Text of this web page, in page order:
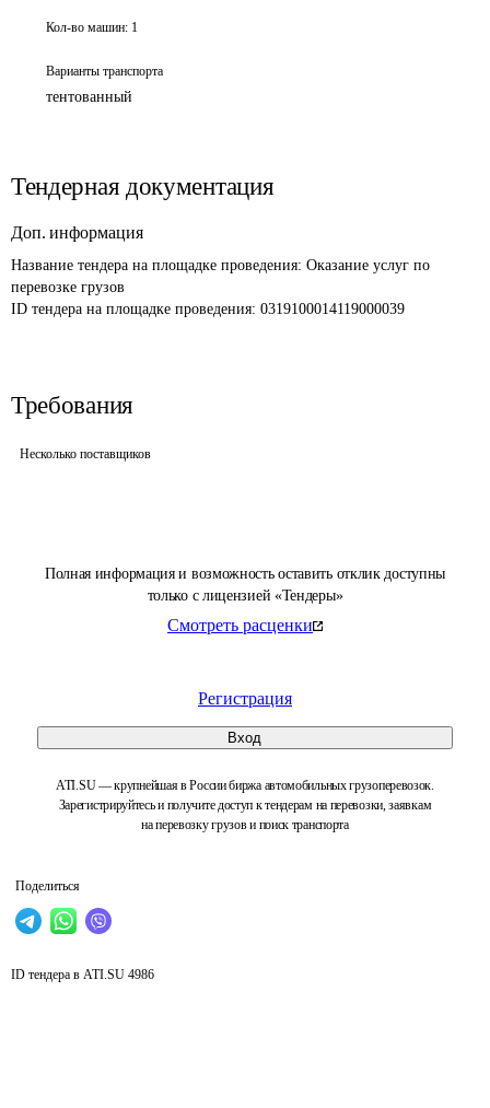
Полная информация и возможность оставить отклик доступны
только с лицензией «Тендеры»
Смотреть расценки
Регистрация
Вход
ATI.SU — крупнейшая в России биржа автомобильных грузоперевозок.
Зарегистрируйтесь и получите доступ к тендерам на перевозки, заявкам
на перевозку грузов и поиск транспорта
Поделиться
Кол-во машин: 1
Варианты транспорта
тентованный
Тендерная документация
Доп. информация
Название тендера на площадке проведения: Оказание услуг по
перевозке грузов
ID тендера на площадке проведения: 0319100014119000039
Требования
Несколько поставщиков
ID тендера в ATI.SU 4986